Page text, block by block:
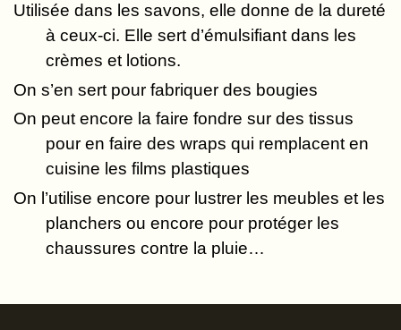
Utilisée dans les savons, elle donne de la dureté
à ceux-ci. Elle sert d’émulsifiant dans les
crèmes et lotions.
On s’en sert pour fabriquer des bougies
On peut encore la faire fondre sur des tissus
pour en faire deswraps qui remplacent en
cuisine les films plastiques
On l’utilise encore pour lustrer les meubles et les
planchers ou encore pour protéger les
chaussures contre la pluie…